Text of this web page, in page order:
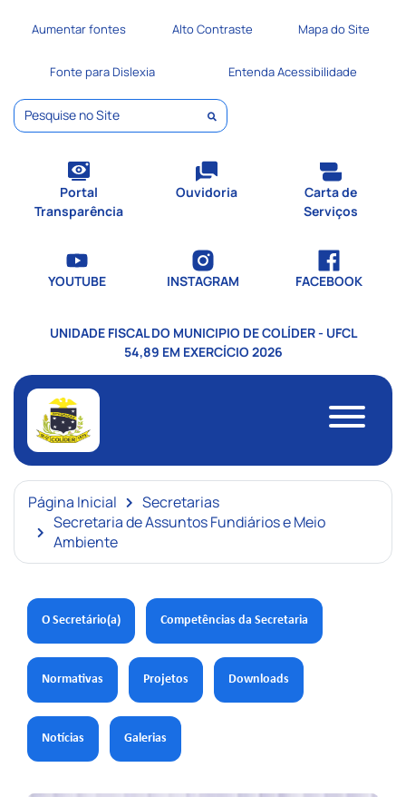
Seção de atalhos e links
Ir para o menu [alt+2]
Ir para a busca [alt+3]
Ir para o rodapé [alt+4]
Aumentar fontes Alto Contraste Mapa do Site
Fonte para Dislexia Entenda Acessibilidade
Pesquisar
Portal
Transparência
Ouvidoria
Carta de
Serviços
YOUTUBE INSTAGRAM FACEBOOK
UNIDADE FISCAL DO MUNICIPIO DE COLÍDER - UFCL
54,89 EM EXERCÍCIO 2026
Seção do menu principal
Página Inicial
Secretarias
Secretaria de Assuntos Fundiários e Meio
Ambiente
O Secretário(a) Competências da Secretaria
Normativas Projetos Downloads
Notícias Galerias